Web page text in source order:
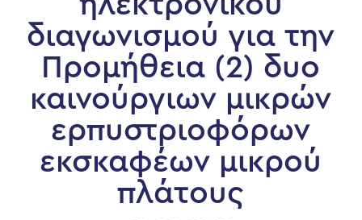
διαγωνισμού για την
Προμήθεια (2) δυο
καινούργιων μικρών
ερπυστριοφόρων
εκσκαφέων μικρού
πλάτους